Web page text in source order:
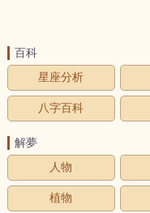
百科
星座分析
八字百科
解夢
人物
植物